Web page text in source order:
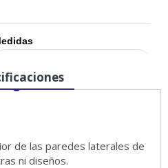
de las paredes laterales de
ni diseños.